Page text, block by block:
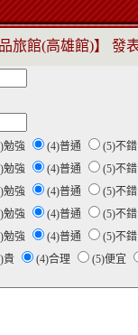
旅館(高雄館)】 發
勉強 (4)普通
(5)不
勉強 (4)普通
(5)不
勉強 (4)普通
(5)不
勉強 (4)普通
(5)不
勉強 (4)普通 (5)不
貴 (4)合理
(5)便宜